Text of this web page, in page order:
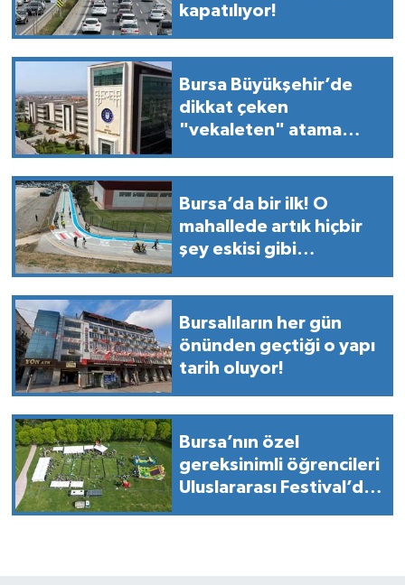
kapatılıyor!
Bursa Büyükşehir’de
dikkat çeken
"vekaleten" atama
Bursa’da bir ilk! O
mahallede artık hiçbir
şey eskisi gibi
Bursalıların her gün
önünden geçtiği o yapı
tarih oluyor!
Bursa’nın özel
gereksinimli öğrencileri
Uluslararası Festival’de